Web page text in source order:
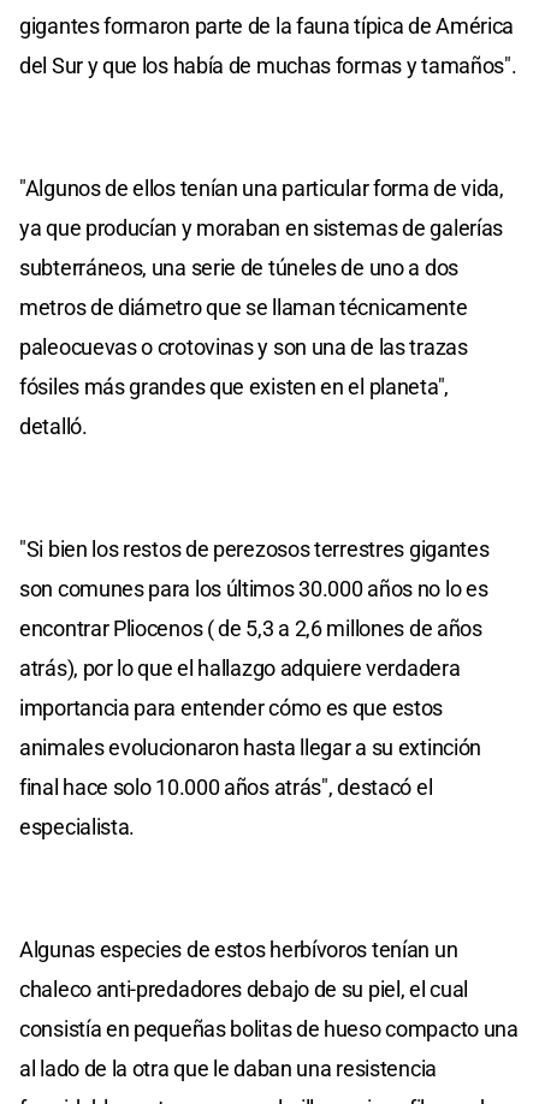
gigantes formaron parte de la fauna típica de América
del Sur y que los había de muchas formas y tamaños".
"Algunos de ellos tenían una particular forma de vida,
ya que producían y moraban en sistemas de galerías
subterráneos, una serie de túneles de uno a dos
metros de diámetro que se llaman técnicamente
paleocuevas o crotovinas y son una de las trazas
fósiles más grandes que existen en el planeta",
detalló.
"Si bien los restos de perezosos terrestres gigantes
son comunes para los últimos 30.000 años no lo es
encontrar Pliocenos ( de 5,3 a 2,6 millones de años
atrás), por lo que el hallazgo adquiere verdadera
importancia para entender cómo es que estos
animales evolucionaron hasta llegar a su extinción
final hace solo 10.000 años atrás", destacó el
especialista.
Algunas especies de estos herbívoros tenían un
chaleco anti-predadores debajo de su piel, el cual
consistía en pequeñas bolitas de hueso compacto una
al lado de la otra que le daban una resistencia